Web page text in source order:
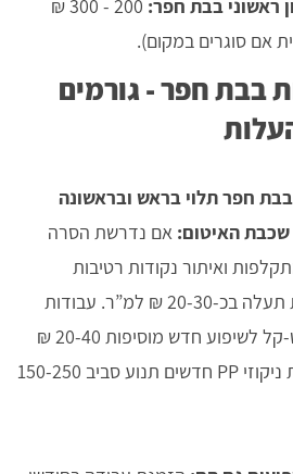
ראשוני בבת חפר:
200 - 300 ₪
אם סוגרים במקום).
בבת חפר - גורמים
חפר תלוי בראש ובראשונה
האיטום: אם נדרשת הסרה
ואיתור נקודות רטיבות
תת-רצפיות, העלות תעלה בכ-20-30 ₪ למ”ר. עבודות
הכנה כמו יציקת בט-קל לשיפוע חדש מוסיפות 20-40 ₪
למ”ר, בעוד התקנת ניקוזי PP חדשים תנוע סביב 150-250